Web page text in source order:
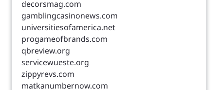
decorsmag.com
gamblingcasinonews.com
universitiesofamerica.net
progameofbrands.com
qbreview.org
servicewueste.org
zippyrevs.com
matkanumbernow.com